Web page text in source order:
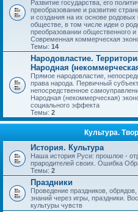
Развитие государства, его
преобразование и развитие
и создания на их основе
обществе, в том числе идеи о
преобразовании общественного и
Современная коммерческая
Темы: 14
Народовластие.
Народная
Прямое народовластие,
права народа. Первичный
непосредственное
Народная (некоммерческая)
социального эффекта
Темы: 2
Культура.
История. Культура
Наша история Руси: прошлое -
прародителей своих. Ошибка
Темы: 2
Праздники
Проведение праздников,
знаний через игры, праздники.
культуры чувств